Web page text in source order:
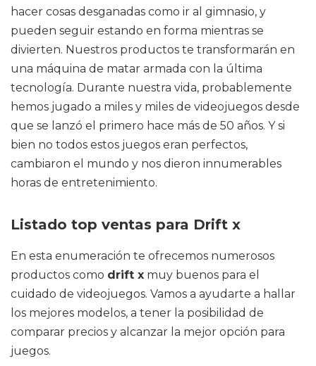
hacer cosas desganadas como ir al gimnasio, y
pueden seguir estando en forma mientras se
divierten. Nuestros productos te transformarán en
una máquina de matar armada con la última
tecnología. Durante nuestra vida, probablemente
hemos jugado a miles y miles de videojuegos desde
que se lanzó el primero hace más de 50 años. Y si
bien no todos estos juegos eran perfectos,
cambiaron el mundo y nos dieron innumerables
horas de entretenimiento.
Listado top ventas para Drift x
En esta enumeración te ofrecemos numerosos
productos como drift x muy buenos para el
cuidado de videojuegos. Vamos a ayudarte a hallar
los mejores modelos, a tener la posibilidad de
comparar precios y alcanzar la mejor opción para
juegos.